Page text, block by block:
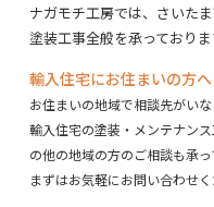
ナガモチ工房では、さいたま
塗装工事全般を承っておりま
輸入住宅にお住まいの方へ
お住まいの地域で相談先がい
輸入住宅の塗装・メンテナン
の他の地域の方のご相談も承っ
まずはお気軽にお問い合わせく